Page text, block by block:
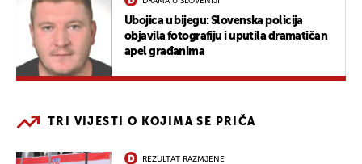
Ubojica u bijegu: Slovenska policija
objavila fotografiju i uputila dramatičan
apel građanima
TRI VIJESTI O KOJIMA SE PRIČA
REZULTAT RAZMJENE